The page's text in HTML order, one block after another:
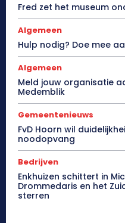
Fred zet het museum
Algemeen
Hulp nodig? Doe mee
Algemeen
Meld jouw organisatie
Medemblik
Gemeentenieuws
FvD Hoorn wil
noodopvang
Bedrijven
Enkhuizen schittert in
Drommedaris en het
sterren